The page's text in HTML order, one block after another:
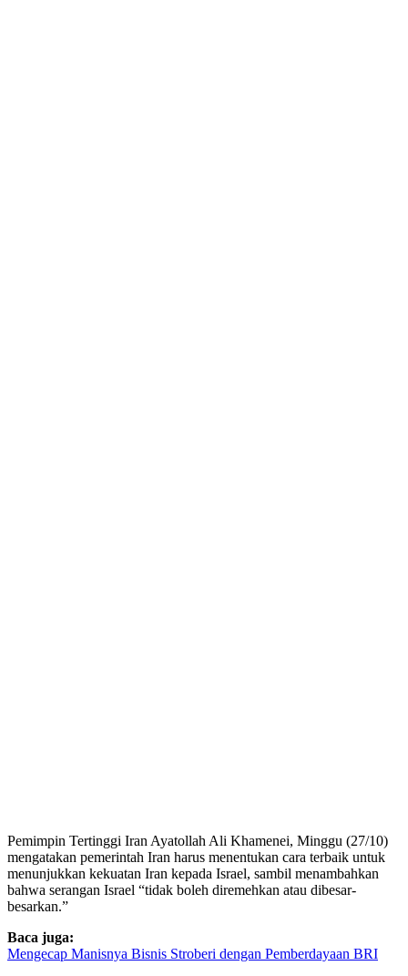
Pemimpin Tertinggi Iran Ayatollah Ali Khamenei, Minggu (27/10)
mengatakan pemerintah Iran harus menentukan cara terbaik untuk
menunjukkan kekuatan Iran kepada Israel, sambil menambahkan
bahwa serangan Israel “tidak boleh diremehkan atau dibesar-
besarkan.”
Baca juga:
Mengecap Manisnya Bisnis Stroberi dengan Pemberdayaan BRI